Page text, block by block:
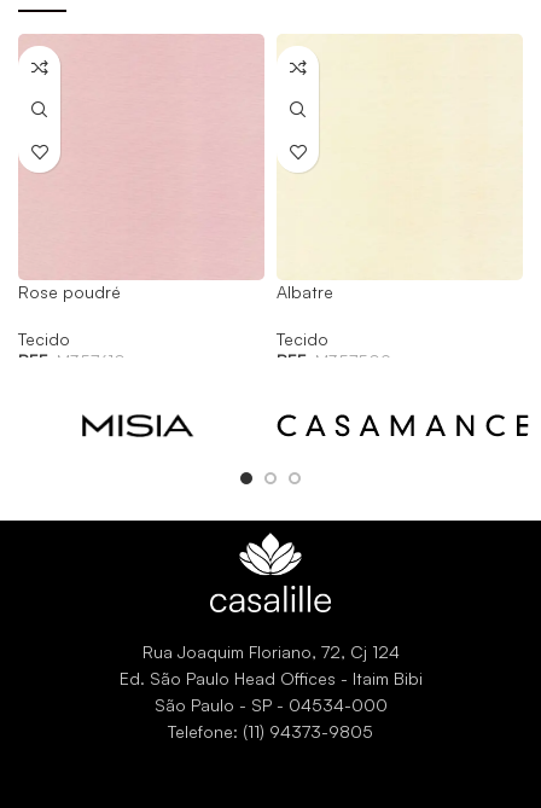
Rose poudré
Tecido
REF: M357610
Albatre
Tecido
REF: M357509
Rua Joaquim Floriano, 72, Cj 124
Ed. São Paulo Head Offices - Itaim Bibi
São Paulo - SP - 04534-000
Telefone: (11) 94373-9805